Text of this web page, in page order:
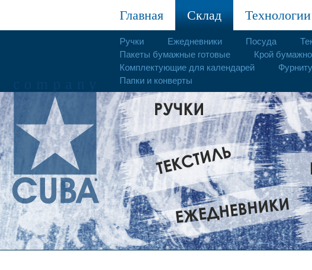
Главная Склад Технологии
Ручки Ежедневники Посуда
Пакеты бумажные готовые
Крой
Комплектующие для календарей
Папки и конверты